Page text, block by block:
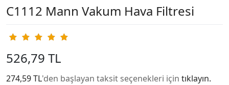
C1112 Mann Vakum Hava Filtresi
526,79 TL
274,59 TL'den başlayan taksit seçenekleri için tıklayın.